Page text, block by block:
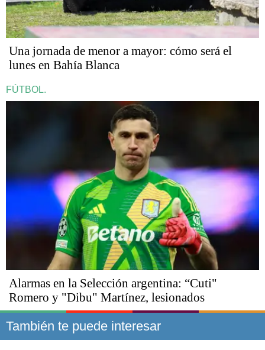
Una jornada de menor a mayor: cómo será el
lunes en Bahía Blanca
FÚTBOL.
Alarmas en la Selección argentina: “Cuti"
Romero y "Dibu" Martínez, lesionados
También te puede interesar